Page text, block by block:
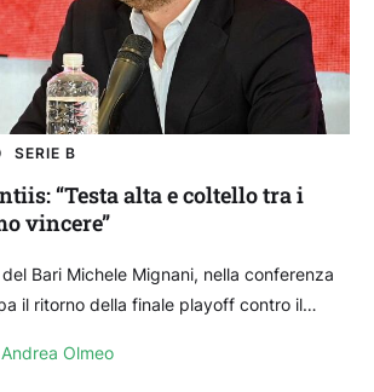
SERIE B
“Testa alta e coltello tra i
vincere”
Bari Michele Mignani, nella conferenza
il ritorno della finale playoff contro il
Andrea Olmeo